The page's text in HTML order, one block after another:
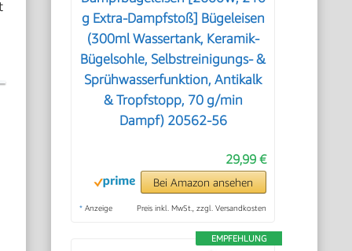
g Extra-Dampfstoß] Bügeleisen
(300ml Wassertank, Keramik-
Bügelsohle, Selbstreinigungs- &
Sprühwasserfunktion, Antikalk
& Tropfstopp, 70 g/min
Dampf) 20562-56
29,99 €
Bei Amazon ansehen
* Anzeige Preis inkl. MwSt., zzgl. Versandkosten
EMPFEHLUNG